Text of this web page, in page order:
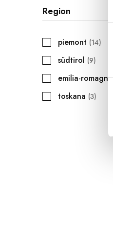
süßwaren
weinkeller 130
Region
piemont 14
südtirol 9
emilia-romagna
toskana 3